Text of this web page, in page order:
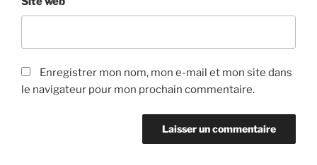
Enregistrer mon nom, mon e-mail et mon site dans
le navigateur pour mon prochain commentaire.